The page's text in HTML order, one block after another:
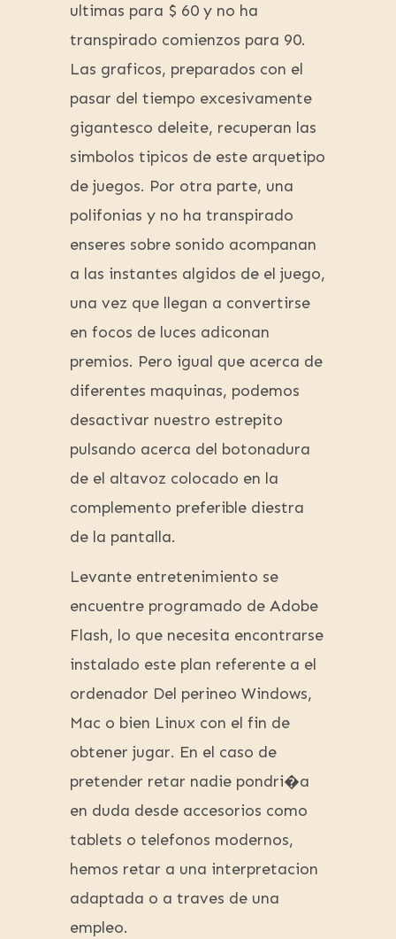
ultimas para $ 60 y no ha
transpirado comienzos para 90.
Las graficos, preparados con el
pasar del tiempo excesivamente
gigantesco deleite, recuperan las
simbolos tipicos de este arquetipo
de juegos. Por otra parte, una
polifonias y no ha transpirado
enseres sobre sonido acompanan
a las instantes algidos de el juego,
una vez que llegan a convertirse
en focos de luces adiconan
premios. Pero igual que acerca de
diferentes maquinas, podemos
desactivar nuestro estrepito
pulsando acerca del botonadura
de el altavoz colocado en la
complemento preferible diestra
de la pantalla.
Levante entretenimiento se
encuentre programado de Adobe
Flash, lo que necesita encontrarse
instalado este plan referente a el
ordenador Del perineo Windows,
Mac o bien Linux con el fin de
obtener jugar. En el caso de
pretender retar nadie pondri�a
en duda desde accesorios como
tablets o telefonos modernos,
hemos retar a una interpretacion
adaptada o a traves de una
empleo.